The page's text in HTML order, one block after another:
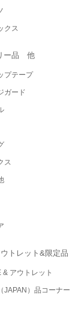
ノ
ックス
ー品 他
プテープ
ガード
ス
トレット&限定品
& アウトレット
JAPAN）品コーナー